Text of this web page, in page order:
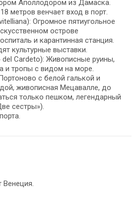
Аполлодором из Дамаска.
метров венчает вход в порт.
Огромное пятиугольное
острове
и карантинная станция.
культурные выставки.
del Cardeto): Живописные руины,
и тропы с видом на море.
с белой галькой и
живописная Мецавалле, до
только пешком, легендарный
сестры»).